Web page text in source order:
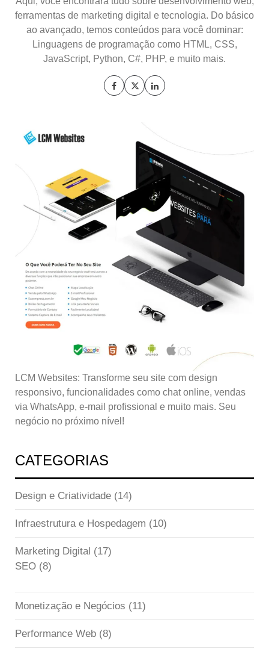
ferramentas de marketing digital e tecnologia. Do básico
ao avançado, temos conteúdos para você dominar:
Linguagens de programação como HTML, CSS,
JavaScript, Python, C#, PHP, e muito mais.
LCM Websites: Transforme seu site com design
responsivo, funcionalidades como chat online, vendas
via WhatsApp, e-mail profissional e muito mais. Seu
negócio no próximo nível!
CATEGORIAS
Design e Criatividade (14)
Infraestrutura e Hospedagem (10)
Marketing Digital (17)
SEO (8)
Monetização e Negócios (11)
Performance Web (8)